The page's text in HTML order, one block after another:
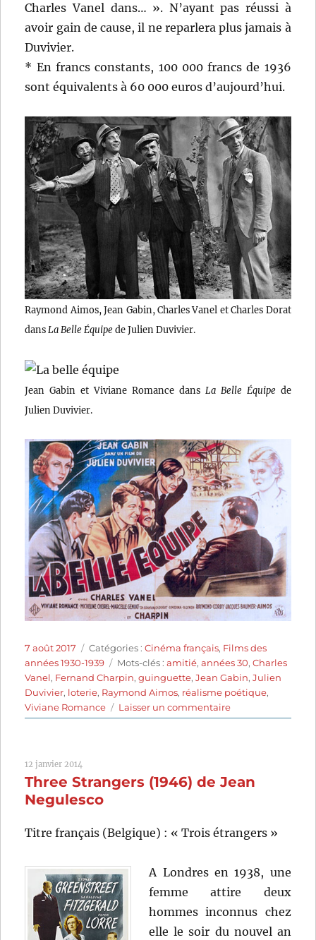
Charles Vanel dans… ». N’ayant pas réussi à
avoir gain de cause, il ne reparlera plus jamais à
Duvivier.
* En francs constants, 100 000 francs de 1936
sont équivalents à 60 000 euros d’aujourd’hui.
Raymond Aimos, Jean Gabin, Charles Vanel et Charles Dorat
dans La Belle Équipede Julien Duvivier.
Jean Gabin et Viviane Romance dans La Belle Équipede
Julien Duvivier.
Publié
le
7 août 2017 Catégories
Catégories :Cinéma français, Films des
années 1930-1939
Étiquettes
Mots-clés :amitié,années 30,Charles
Vanel, Fernand Charpin,guinguette,Jean Gabin,Julien
Duvivier, loterie, Raymond Aimos, réalisme poétique,
Viviane Romance
Laisser un commentairesur
La
de
12 janvier 2014
Three Strangers (1946) de Jean
Negulesco
Titre français (Belgique) : « Trois étrangers »
A Londres en 1938, une
femme attire deux
hommes inconnus chez
elle le soir du nouvel an